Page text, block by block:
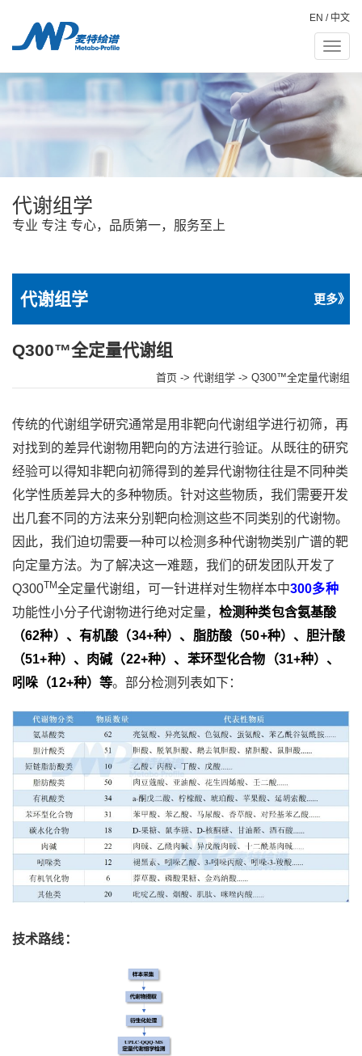
Toggle
EN / 中文
代谢组学
专业 专注 专心，品质第一，服务至上
代谢组学 更多》
Q300™全定量代谢组
首页 -> 代谢组学 -> Q300™全定量代谢组
传统的代谢组学研究通常是用非靶向代谢组学进行初筛，再
对找到的差异代谢物用靶向的方法进行验证。从既往的研究
经验可以得知非靶向初筛得到的差异代谢物往往是不同种类
化学性质差异大的多种物质。针对这些物质，我们需要开发
出几套不同的方法来分别靶向检测这些不同类别的代谢物。
因此，我们迫切需要一种可以检测多种代谢物类别广谱的靶
向定量方法。为了解决这一难题，我们的研发团队开发了
Q300TM全定量代谢组，可一针进样对生物样本中300多种
功能性小分子代谢物进行绝对定量， 检测种类包含氨基酸
（62种）、有机酸（34+种）、脂肪酸（50+种）、胆汁酸
（51+种）、肉碱（22+种）、苯环型化合物（31+种）、
吲哚（12+种）等。部分检测列表如下：
技术路线：